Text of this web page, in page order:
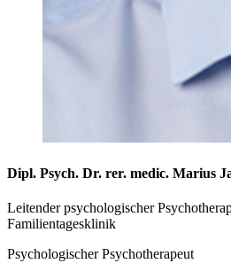
Dipl. Psych. Dr. rer. medic. Marius
Leitender psychologischer
Familientagesklinik
Psychologischer Psychotherapeut